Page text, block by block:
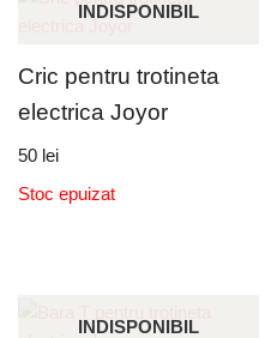
INDISPONIBIL
Cric pentru trotineta
electrica Joyor
50 lei
Stoc epuizat
INDISPONIBIL